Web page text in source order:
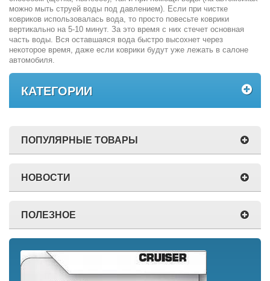
можно мыть струей воды под давлением). Если при чистке
ковриков использовалась вода, то просто повесьте коврики
вертикально на 5-10 минут. За это время с них стечет основная
часть воды. Вся оставшаяся вода быстро высохнет через
некоторое время, даже если коврики будут уже лежать в салоне
автомобиля.
КАТЕГОРИИ
ПОПУЛЯРНЫЕ ТОВАРЫ
НОВОСТИ
ПОЛЕЗНОЕ